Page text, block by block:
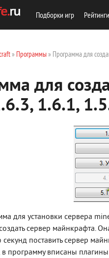
Подборки игр Рейтинги
» Программы» Программа для
для
1.6.1,
для установки сервера
сервер майнкрафта.
поставить сервер
в программу вписаны